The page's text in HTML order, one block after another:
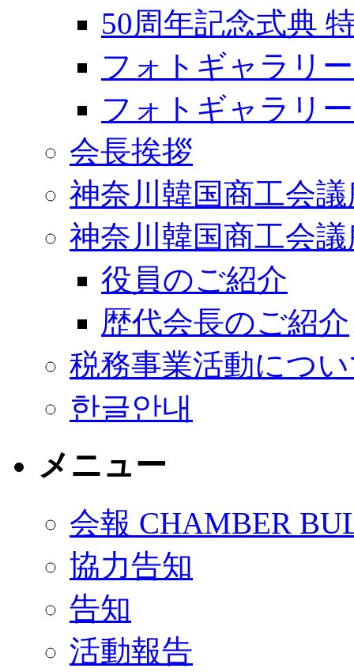
50周年記念式典
フォトギャラリ
フォトギャラリ
会長挨拶
神奈川韓国商工会
神奈川韓国商工会
役員のご紹介
歴代会長のご紹介
税務事業活動につ
한글안내
メニュー
会報 CHAMBER
協力告知
告知
活動報告